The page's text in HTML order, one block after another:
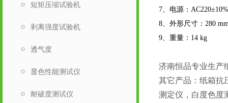
7、电源：
8、外形尺寸：280
9、重量：14 kg
济南恒品专业生产
其它产品：纸箱抗
测定仪，白度色度
短矩压缩试验机
剥离强度试验机
透气度
显色性能测试仪
耐破度测试仪